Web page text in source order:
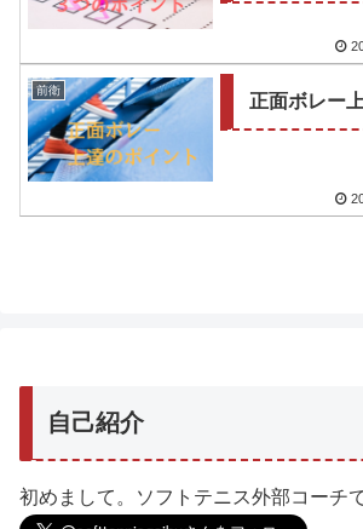
前衛 正面ボレー
自己紹介
初めまして。ソフトテニス外部コーチで